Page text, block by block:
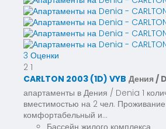
3 Оценки
2 1
CARLTON 2003 (1D) VYB Дения /
апартаменты в Дения / Denia 1
вместимостью на 2 чел.
комфортабельный и...
Бассейн жилого комплекса